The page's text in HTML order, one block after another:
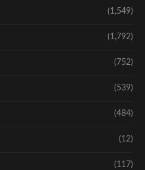
(1,549)
(1,792)
(752)
(539)
(484)
(12)
(117)